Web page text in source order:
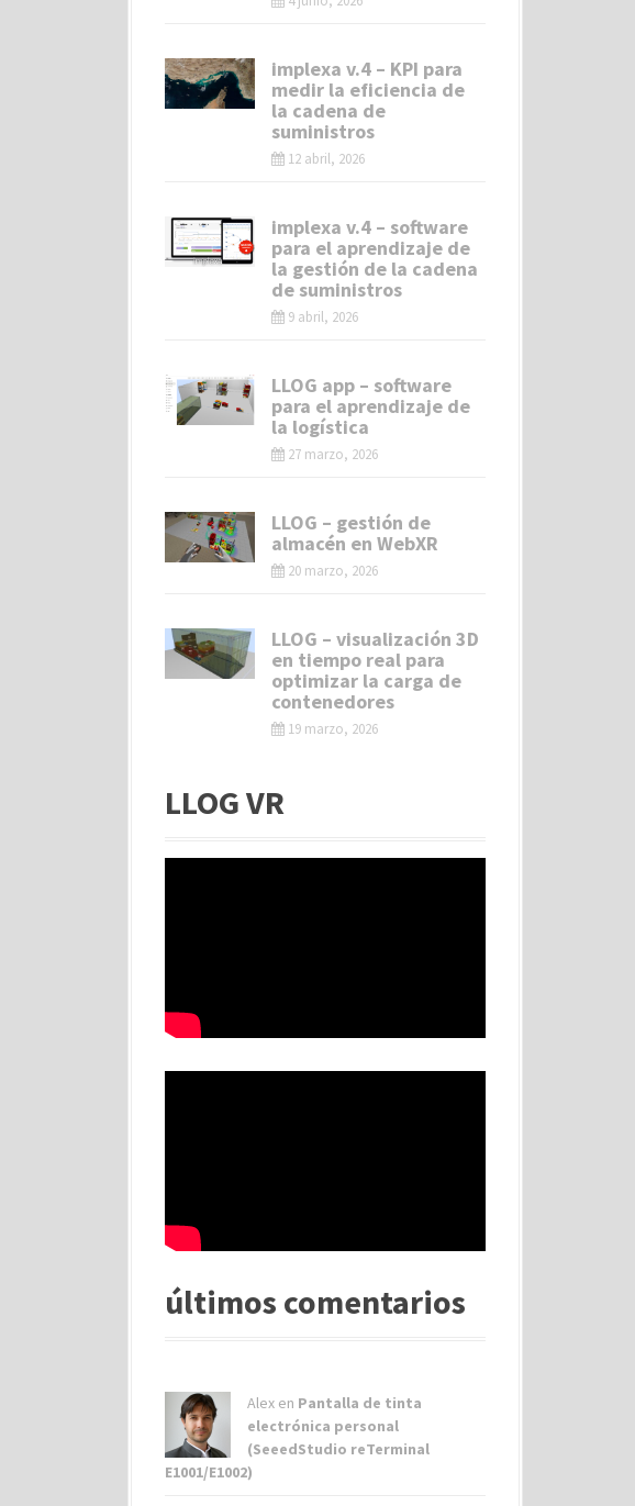
implexa v.4 – KPI para
medir la eficiencia de
la cadena de
suministros
12 abril, 2026
implexa v.4 – software
para el aprendizaje de
la gestión de la cadena
de suministros
9 abril, 2026
LLOG app – software
para el aprendizaje de
la logística
27 marzo, 2026
LLOG – gestión de
almacén en WebXR
20 marzo, 2026
LLOG – visualización 3D
en tiempo real para
optimizar la carga de
contenedores
19 marzo, 2026
LLOG VR
últimos comentarios
Alex en Pantalla de tinta
electrónica personal
(SeeedStudio reTerminal
E1001/E1002)